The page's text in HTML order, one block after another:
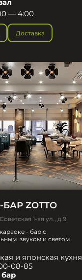
— 4:00
Доставка
ZOTTO
1-ая ул., д.9
- бар с
звуком и светом
и японская кухня
08-85